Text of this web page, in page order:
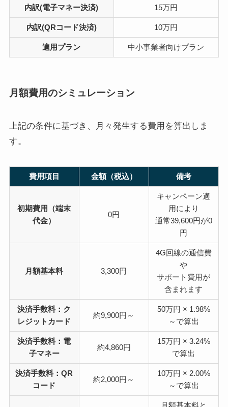
内訳(電子マネー決済) 15万円
内訳(QRコード決済) 10万円
適用プラン 中小事業者向けプラン
月額費用のシミュレーション
上記の条件に基づき、月々発生する費用を算出しま
す。
費用項目 金額（税込） 備考
初期費用（端末
代金）
0円
キャンペーン適
用により
通常39,600円が0
円
月額基本料 3,300円
4G回線の通信費
や
サポート費用が
含まれます
決済手数料：ク
レジットカード
約9,900円～
50万円 × 1.98%
～で算出
決済手数料：電
子マネー
約4,860円
15万円 × 3.24%
で算出
決済手数料：QR
コード
約2,000円～
10万円 × 2.00%
～で算出
月額基本料と